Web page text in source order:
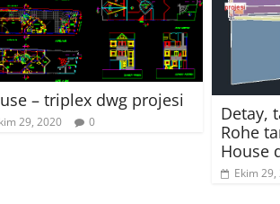
– triplex dwg projesi
29, 2020 0
Detay,
Rohe
House
Ekim